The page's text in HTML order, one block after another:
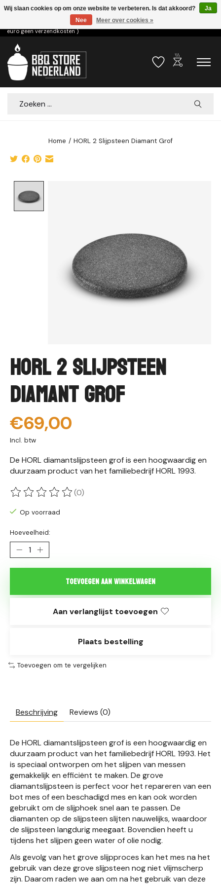
Voor 15.00u besteld dezelfde dag verzonden! ( 6,95 verzendkosten, vanaf 75
euro geen verzendkosten )
Verlanglijst
outdoor_grill
Zoeken
Home / HORL 2 Slijpsteen Diamant Grof
HORL 2 Slijpsteen
Diamant Grof
€69,00
Incl. btw
De HORL diamantslijpsteen grof is een hoogwaardig en
duurzaam product van het familiebedrijf HORL 1993.
De beoordeling van dit product is
(0)
Op voorraad
Hoeveelheid:
Toevoegen aan winkelwagen
Aan verlanglijst toevoegen
Plaats bestelling
Toevoegen om te vergelijken
Beschrijving Reviews (0)
De HORL diamantslijpsteen grof is een hoogwaardig en
duurzaam product van het familiebedrijf HORL 1993. Het
is speciaal ontworpen om het slijpen van messen
gemakkelijk en efficiënt te maken. De grove
diamantslijpsteen is perfect voor het repareren van een
bot mes of een beschadigd mes en kan ook worden
gebruikt om de slijphoek snel aan te passen. De
diamanten op de slijpsteen slijten nauwelijks, waardoor
de slijpsteen langdurig meegaat. Bovendien heeft u
tijdens het slijpen geen water of olie nodig.
Als gevolg van het grove slijpproces kan het mes na het
gebruik van deze grove slijpsteen nog niet vlijmscherp
zijn. Daarom raden we aan om na het gebruik van deze
Wij slaan cookies op om onze website te verbeteren. Is dat akkoord?
Ja
Nee
Meer over cookies »